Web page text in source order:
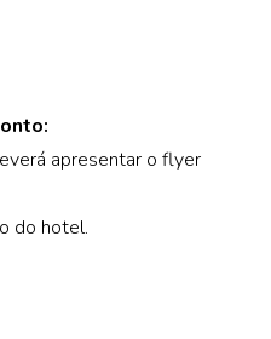
apresentar o flyer
do hotel.